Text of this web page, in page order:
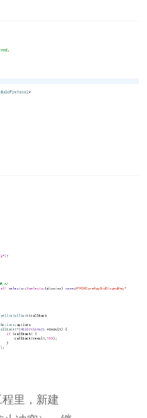
里，新建